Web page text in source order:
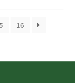
16